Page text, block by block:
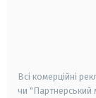
Всі комерційні
чи "Партнерський